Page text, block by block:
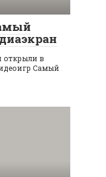
открыли в
Самый